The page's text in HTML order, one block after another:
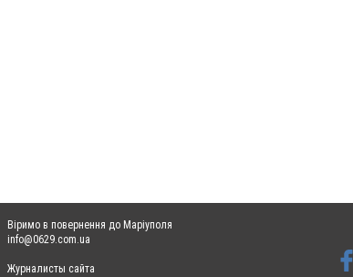
Віримо в повернення до Маріуполя
info@0629.com.ua
Журналисты сайта